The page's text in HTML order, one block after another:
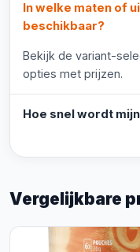
In welke maten of
beschikbaar?
Bekijk de variant-
opties met prijzen.
Hoe snel wordt
Vergelijkbare